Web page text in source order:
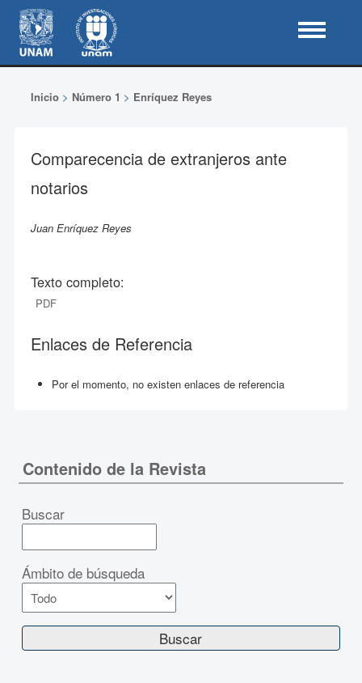
Inicio> Número 1 > Enríquez Reyes
Comparecencia de extranjeros ante
notarios
Juan Enríquez Reyes
Texto completo:
PDF
Enlaces de Referencia
Por el momento, no existen enlaces de referencia
Contenido de la Revista
Buscar
Ámbito de búsqueda